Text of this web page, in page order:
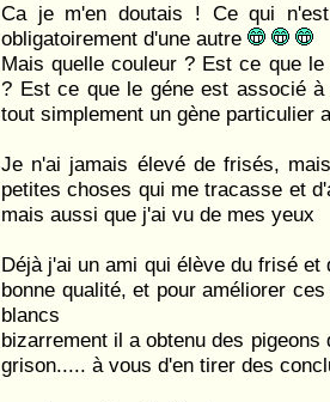
Ca je m'en doutais ! Ce qui
obligatoirement d'une autre
Mais quelle couleur ? Est ce que
? Est ce que le géne est associé
tout simplement un gène particulier
Je n'ai jamais élevé de frisés,
petites choses qui me tracasse et
mais aussi que j'ai vu de mes yeux
Déjà j'ai un ami qui élève du frisé
bonne qualité, et pour améliorer
blancs
bizarrement il a obtenu des pigeons
grison..... à vous d'en tirer des